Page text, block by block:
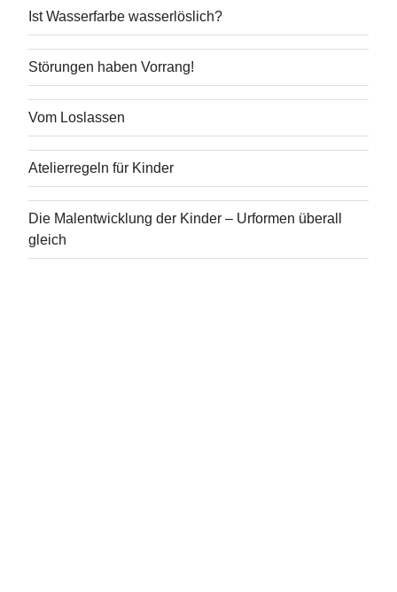
Ist Wasserfarbe wasserlöslich?
Störungen haben Vorrang!
Vom Loslassen
Atelierregeln für Kinder
Die Malentwicklung der Kinder – Urformen überall
gleich